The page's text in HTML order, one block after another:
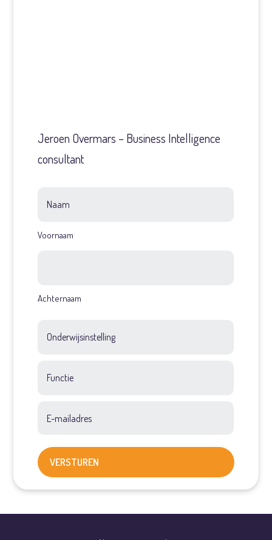
Jeroen Overmars – Business Intelligence
consultant
Naam
Voornaam
Achternaam
Onderwijsinstelling
Functie
E-mailadres